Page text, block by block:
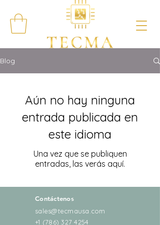
Blog
Aún no hay ninguna
entrada publicada en
este idioma
Una vez que se publiquen
entradas, las verás aquí.
Contáctenos
sales@tecmausa.com
+1 (786) 327 4254